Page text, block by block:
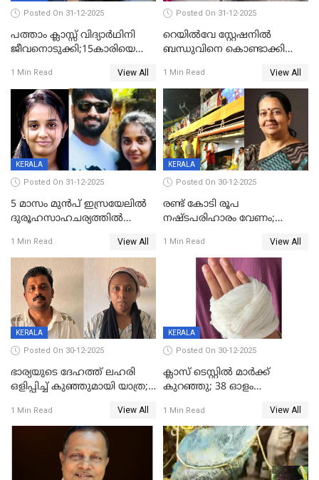
Posted On 31-12-2025
പത്താം ക്ലാസ്സ് വിദ്യാര്‍ഥിനി
ജീവനൊടുക്കി;15കാരിയെ
കിടപ്പുമുറിയില്‍ തൂങ്ങി മരിച്ച
നിലയിൽ
1 Min Read View All
Posted On 31-12-2025
റെയിൽവേ സ്റ്റേഷനിൽ
ബന്ധുവിനെ കൊണ്ടാക്കി
ലോറി സ്കൂട്ടറിൽ ഇടിച്ചു :
യുവതിക്ക് ദാരുണാന്ത്യം
1 Min Read View All
KERALA
Posted On 31-12-2025
5 മാസം മുൻപ് ഇസ്രയേലിൽ
ദുരൂഹസാഹചര്യത്തിൽ
മലയാളി യുവാവിന്റെ ഭാര്യയും
മരിച്ചു
1 Min Read View All
KERALA
Posted On 30-12-2025
രണ്ട് കോടി രൂപ
നഷ്ടപരിഹാരം വേണം;
നോട്ടീസയച്ച് ഉമാ തോമസ്
1 Min Read View All
KERALA
Posted On 30-12-2025
ഭാര്യയുടെ ദേഹത്ത് ലഹരി
ഒളിപ്പിച്ച് കുഞ്ഞുമായി യാത്ര;
പിടികൂടി പൊലീസ്
1 Min Read View All
KERALA
Posted On 30-12-2025
ക്ലാസ് ടെസ്റ്റിൽ മാർക്ക്
കുറഞ്ഞു; 38 ഓളം
സെന്ററിലെ അധ്യാപകന്‍
മർദിച്ചതായി പരാതി
1 Min Read View All